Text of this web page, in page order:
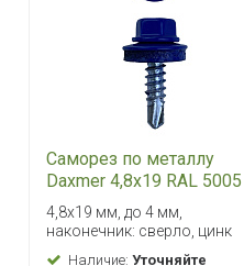
Саморез по металлу
Daxmer 4,8х19 RAL 5005
(250 шт) сверло №2
4,8х19 мм, до 4 мм,
наконечник: сверло, цинк
Наличие:Уточняйте